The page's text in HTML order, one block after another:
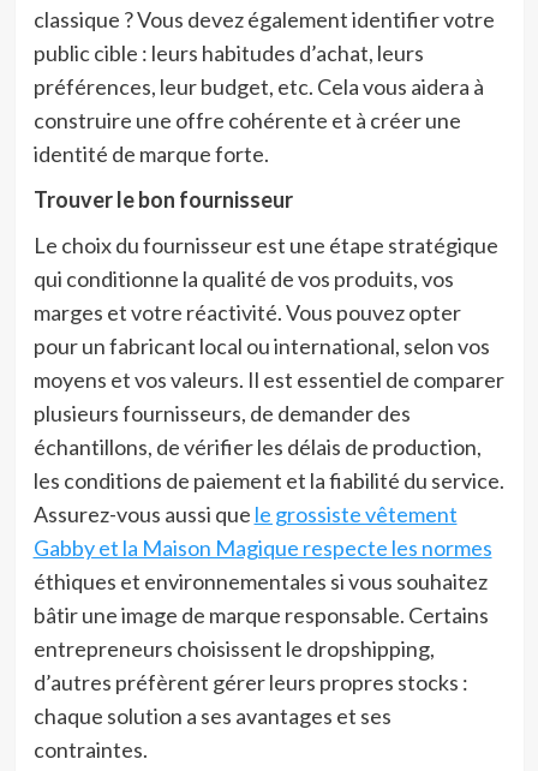
classique ? Vous devez également identifier votre
public cible : leurs habitudes d’achat, leurs
préférences, leur budget, etc. Cela vous aidera à
construire une offre cohérente et à créer une
identité de marque forte.
Trouver le bon fournisseur
Le choix du fournisseur est une étape stratégique
qui conditionne la qualité de vos produits, vos
marges et votre réactivité. Vous pouvez opter
pour un fabricant local ou international, selon vos
moyens et vos valeurs. Il est essentiel de comparer
plusieurs fournisseurs, de demander des
échantillons, de vérifier les délais de production,
les conditions de paiement et la fiabilité du service.
Assurez-vous aussi que le grossiste vêtement
Gabby et la Maison Magique respecte les normes
éthiques et environnementales si vous souhaitez
bâtir une image de marque responsable. Certains
entrepreneurs choisissent le dropshipping,
d’autres préfèrent gérer leurs propres stocks :
chaque solution a ses avantages et ses
contraintes.